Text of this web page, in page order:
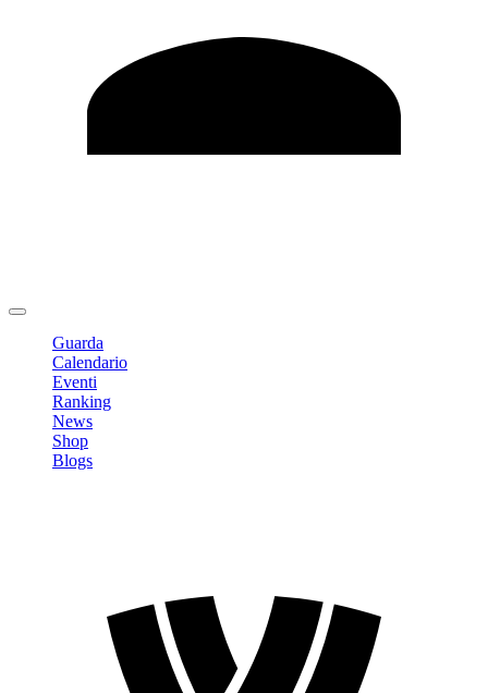
Guarda
Calendario
Eventi
Ranking
News
Shop
Blogs